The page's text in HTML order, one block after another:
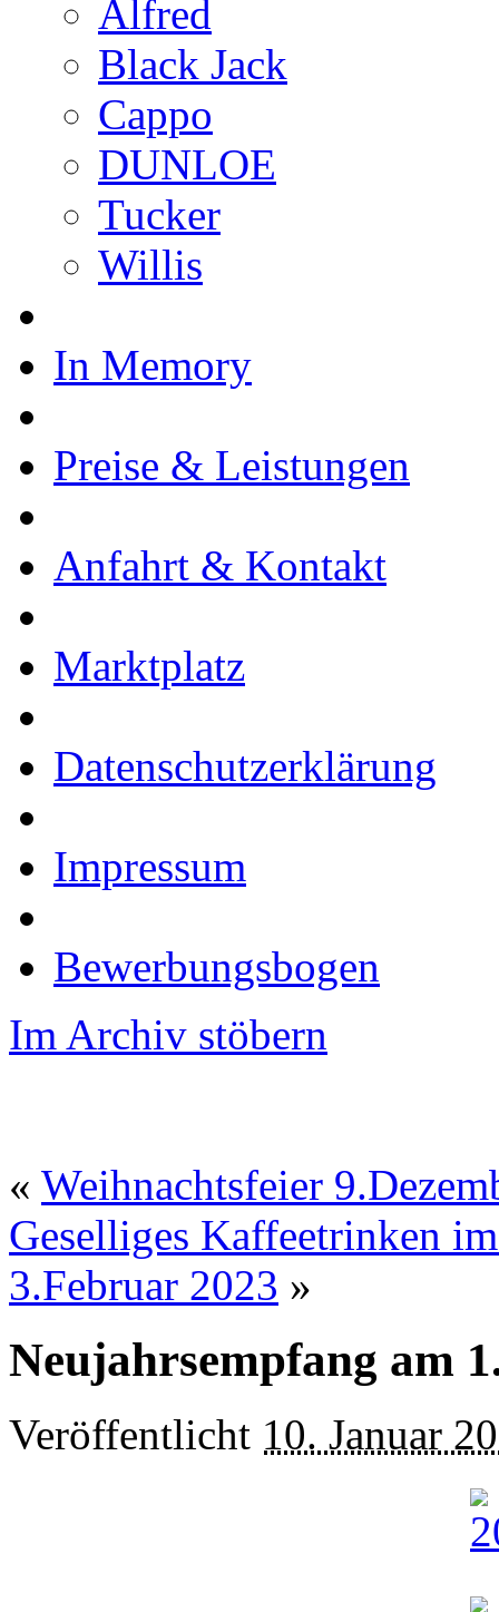
Alfred
Black Jack
Cappo
DUNLOE
Tucker
Willis
In Memory
Preise & Leistungen
Anfahrt & Kontakt
Marktplatz
Datenschutzerklärung
Impressum
Bewerbungsbogen
Im Archiv stöbern
« Weihnachtsfeier
Geselliges Kaffeetrinken
3.Februar 2023 »
Neujahrsempfang am
Veröffentlicht 10. Januar